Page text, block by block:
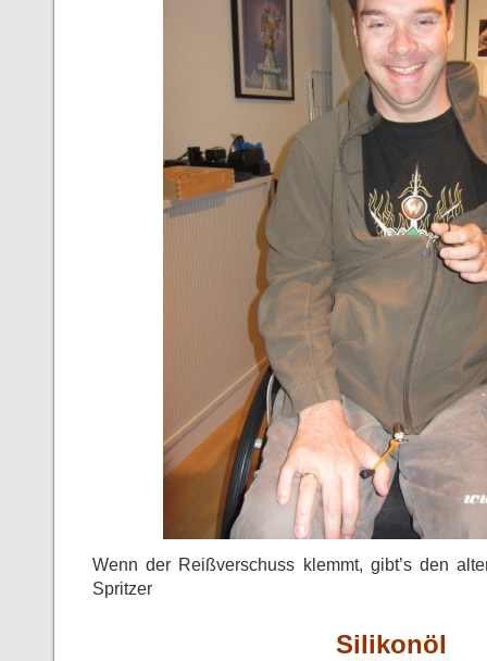
Wenn der Reißverschuss klemmt, gibt’s den
Spritzer
Silikonöl